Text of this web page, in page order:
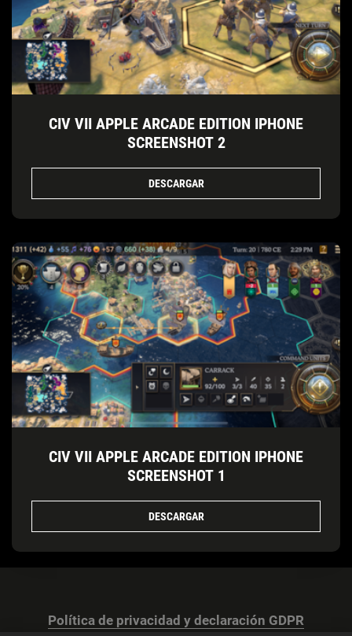
CIV VII APPLE ARCADE EDITION IPHONE
SCREENSHOT 2
DESCARGAR
CIV VII APPLE ARCADE EDITION IPHONE
SCREENSHOT 1
DESCARGAR
Política de privacidad y declaración GDPR